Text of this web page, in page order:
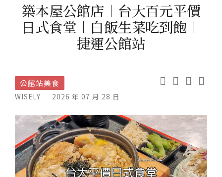
築本屋公館店︱台大百元平價
日式食堂︱白飯生菜吃到飽︱
捷運公館站
公館站美食
WISELY 2026 年 07 月 28 日